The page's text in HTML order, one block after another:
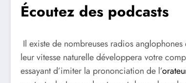
Écoutez des podcasts
Il existe de nombreuses radios
leur vitesse naturelle développera votre
essayant d’imiter la prononciation de l’